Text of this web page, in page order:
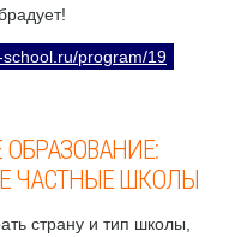
school.ru/program/19
ОБРАЗОВАНИЕ:
ЧАСТНЫЕ ШКОЛЫ
страну и тип школы,